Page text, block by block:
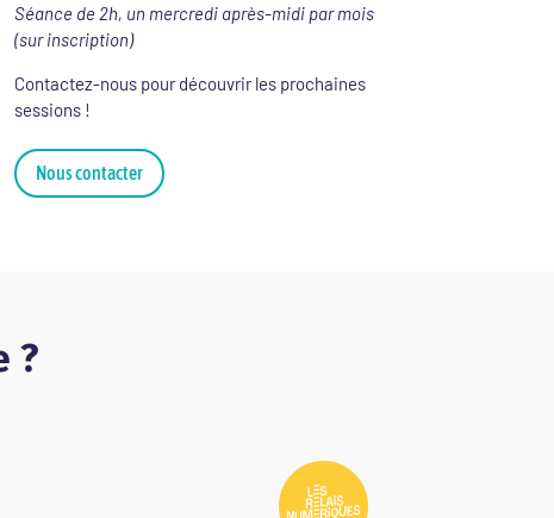
Séance de 2h, un mercredi après-midi par mois
(sur inscription)
Contactez-nous pour découvrir les prochaines
sessions !
Nous contacter
?